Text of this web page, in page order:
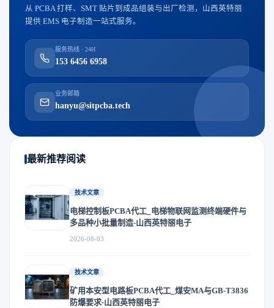
从 PCBA 打样、SMT 贴片到成品组装与出厂检测，山西英特丽
提供 EMS 电子制造一站式服务。
服务热线 · 24H
153 6456 6958
业务邮箱
hanyu@sitpcba.tech
最新推荐阅读
技术文章
电梯控制板PCBA代工_电梯物联网监测终端硬件与
多品种小批量制造-山西英特丽电子
2026-08-03
技术文章
矿用本安型电路板PCBA代工_煤安MA与GB-T3836
防爆要求-山西英特丽电子